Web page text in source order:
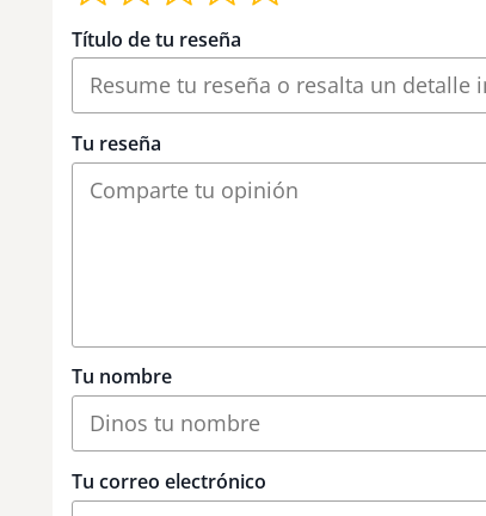
Título de tu reseña
Tu reseña
Tu nombre
Tu correo electrónico